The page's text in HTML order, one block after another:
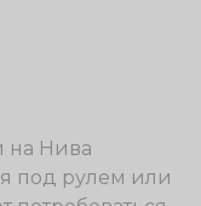
на Нива
под рулем или